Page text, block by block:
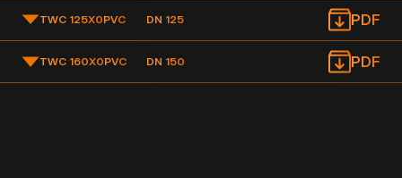
TWC 125X0PVC DN 125 PDF
TWC 160X0PVC DN 150 PDF